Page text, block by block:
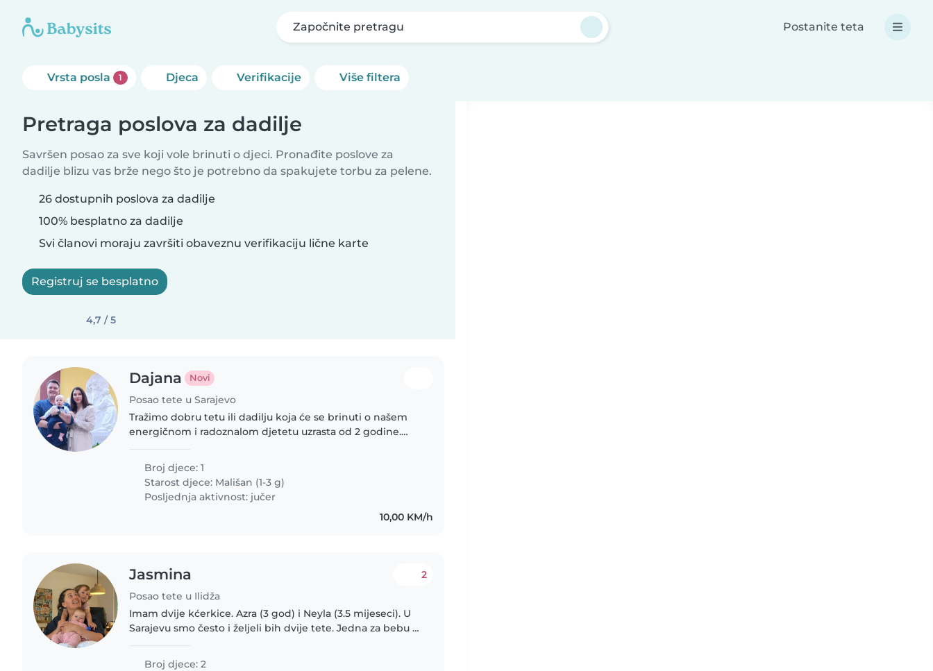
Započnite pretragu Postanite teta
Vrsta posla 1 Djeca Verifikacije Više filtera
Pretraga poslova za dadilje
Savršen posao za sve koji vole brinuti o djeci. Pronađite poslove za
dadilje blizu vas brže nego što je potrebno da spakujete torbu za pelene.
26 dostupnih poslova za dadilje
100% besplatno za dadilje
Svi članovi moraju završiti obaveznu verifikaciju lične karte
Registruj se besplatno
4,7 / 5
Dajana Novi
Posao tete u Sarajevo
Tražimo dobru tetu ili dadilju koja će se brinuti o našem
energičnom i radoznalom djetetu uzrasta od 2 godine.
djecu sa šećernom..
Broj djece: 1
Starost djece: Mališan (1-3 g)
Posljednja aktivnost: jučer
10,00 KM/h
Jasmina
Posao tete u Ilidža
2
Imam dvije kćerkice. Azra (3 god) i Neyla (3.5 mijeseci). U
Sarajevu smo često i željeli bih dvije tete. Jedna za bebu a
Broj djece: 2